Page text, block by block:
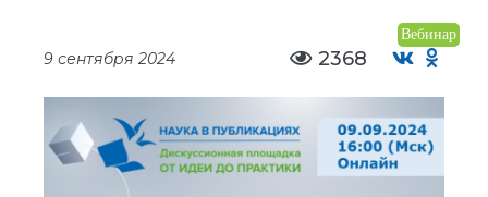
Вебинар
9 сентября 2024 2368